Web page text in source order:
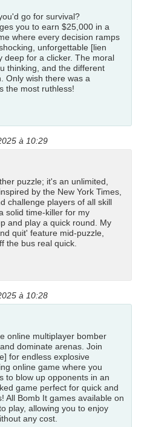
go for survival?
you to earn $25,000 in a
where every decision ramps
unforgettable [lien
deep for a clicker. The moral
thinking, and the different
Only wish there was a
the most ruthless!
à 10:29
puzzle; it's an unlimited,
by the New York Times,
challenge players of all skill
solid time-killer for my
and play a quick round. My
quit' feature mid-puzzle,
the bus real quick.
à 10:28
online multiplayer bomber
dominate arenas. Join
for endless explosive
online game where you
to blow up opponents in an
game perfect for quick and
All Bomb It games available on
play, allowing you to enjoy
any cost.